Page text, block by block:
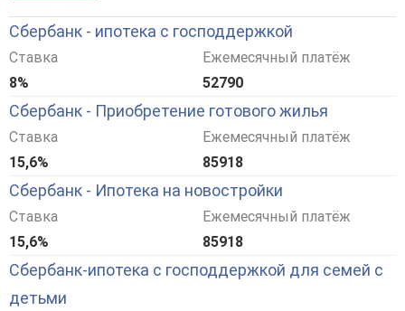
Сбербанк - ипотека с господдержкой
Ставка
8%
Ежемесячный платёж
52790
Сбербанк - Приобретение готового жилья
Ставка
15,6%
Ежемесячный платёж
85918
Сбербанк - Ипотека на новостройки
Ставка
15,6%
Ежемесячный платёж
85918
Сбербанк-ипотека с господдержкой для семей с
детьми